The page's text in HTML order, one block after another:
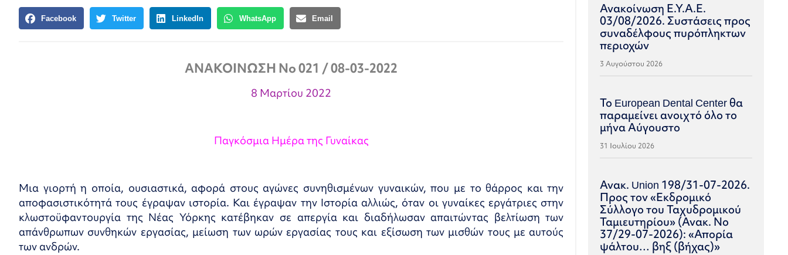
Facebook Twitter LinkedIn WhatsApp Email
ΑΝΑΚΟΙΝΩΣΗ Νο 021 / 08-03-2022
8 Μαρτίου 2022
Παγκόσμια Ημέρα της Γυναίκας
Μια γιορτή η οποία, ουσιαστικά, αφορά στους αγώνες συνηθισμένων γυναικών, που με το θάρρος και την
αποφασιστικότητά τους έγραψαν ιστορία. Και έγραψαν την Ιστορία αλλιώς, όταν οι γυναίκες εργάτριες στην
κλωστοϋφαντουργία της Νέας Υόρκης κατέβηκαν σε απεργία και διαδήλωσαν απαιτώντας βελτίωση των
απάνθρωπων συνθηκών εργασίας, μείωση των ωρών εργασίας τους και εξίσωση των μισθών τους με αυτούς
των ανδρών.
Ανακοίνωση Ε.Υ.Α.Ε.
03/08/2026. Συστάσεις προς
συναδέλφους πυρόπληκτων
περιοχών
3 Αυγούστου 2026
Το European Dental Center θα
παραμείνει ανοιχτό όλο το
μήνα Αύγουστο
31 Ιουλίου 2026
Ανακ. Union 198/31-07-2026.
Προς τον «Εκδρομικό
Σύλλογο του Ταχυδρομικού
Ταμιευτηρίου» (Ανακ. Νο
37/29-07-2026): «Απορία
ψάλτου… βηξ (βήχας)»